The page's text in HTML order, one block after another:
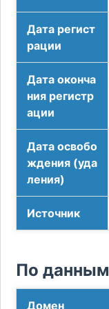
Дата регист
рации
Дата оконча
ния регистр
ации
Дата освобо
ждения (уда
ления)
Источник
По
Домен